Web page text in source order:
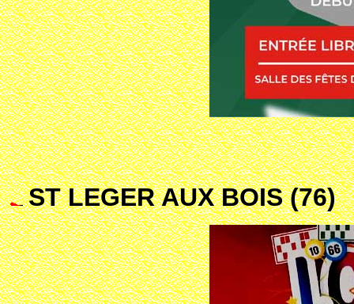
ST LEGER AUX BOIS (76)